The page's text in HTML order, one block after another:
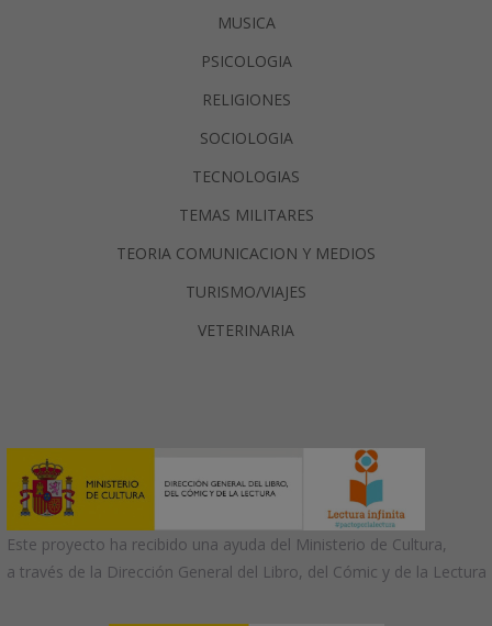
MUSICA
PSICOLOGIA
RELIGIONES
SOCIOLOGIA
TECNOLOGIAS
TEMAS MILITARES
TEORIA COMUNICACION Y MEDIOS
TURISMO/VIAJES
VETERINARIA
Este proyecto ha recibido una ayuda del Ministerio de Cultura,
a través de la Dirección General del Libro, del Cómic y de la Lectura